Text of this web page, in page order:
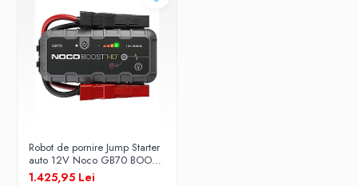
Robot de pornire Jump Starter
auto 12V Noco GB70 BOOST
HD Lithium 2000A
1.425,95 Lei